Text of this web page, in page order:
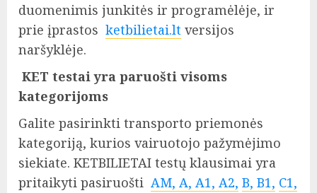
duomenimis junkitės ir programėlėje, ir
prie įprastos ketbilietai.lt versijos
naršyklėje.
KET testai yra paruošti visoms
kategorijoms
Galite pasirinkti transporto priemonės
kategoriją, kurios vairuotojo pažymėjimo
siekiate. KETBILIETAI testų klausimai yra
pritaikyti pasiruošti AM, A, A1, A2, B, B1, C1,